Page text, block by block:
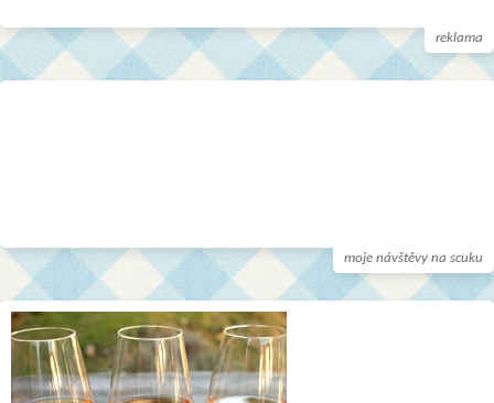
reklama
moje návštěvy na scuku